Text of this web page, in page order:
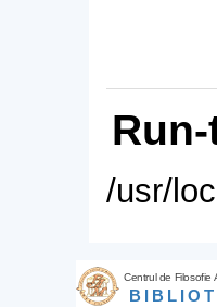
/usr/
Centrul de Filosofie